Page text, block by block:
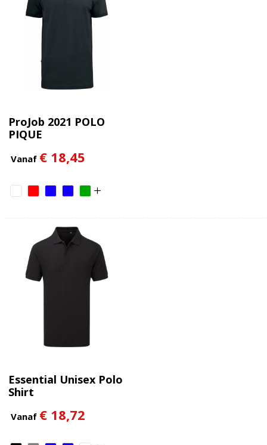
ProJob 2021 POLO
PIQUE
Vanaf € 18,45
Essential Unisex Polo
Shirt
Vanaf € 18,72